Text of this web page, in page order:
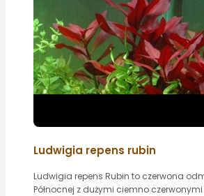
Ludwigia repens rubin
Ludwigia repens Rubin to czerwona
Północnej z dużymi ciemno